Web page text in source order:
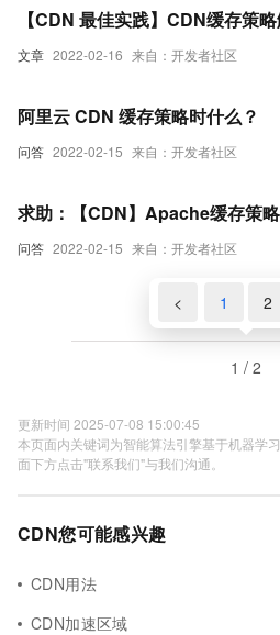
文章 2022-02-16 来自：开发者社区
【CDN 最佳实践】CDN缓存策
问答 2022-02-15 来自：开发者社区
阿里云 CDN 缓存策略时什么？
问答 2022-02-15 来自：开发者社区
求助：【CDN】Apache缓存策
< 1 2
1 / 2
更新时间 2025-07-08 15:00:45
本页面内关键词为智能算法引擎基于机器学
面下方点击"联系我们"与我们沟通。
CDN您可能感兴趣
CDN用法
CDN加速区域